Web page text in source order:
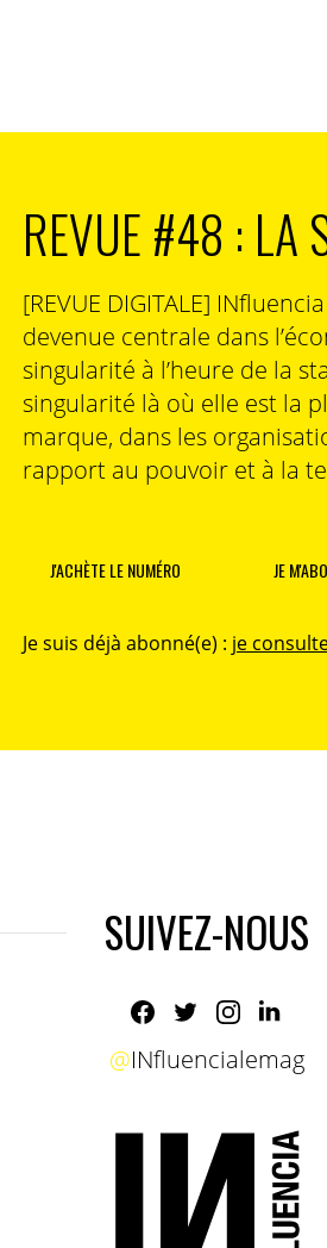
REVUE #48 : LA
[REVUE DIGITALE]
devenue centrale dans
singularité à l’heure de la
singularité là où elle est la
marque, dans les
rapport au pouvoir et à la
J'ACHÈTE LE NUMÉRO JE
Je suis déjà abonné(e) : je
SUIVEZ-NOUS
@INfluencialemag